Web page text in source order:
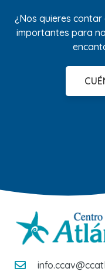
¿Nos quieres
importantes para